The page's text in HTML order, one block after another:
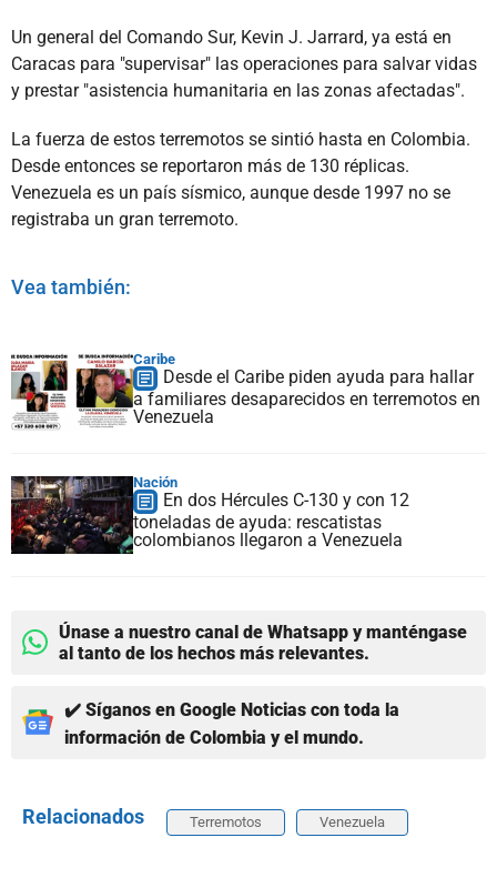
Un general del Comando Sur, Kevin J. Jarrard, ya está en
Caracas para "supervisar" las operaciones para salvar vidas
y prestar "asistencia humanitaria en las zonas afectadas".
La fuerza de estos terremotos se sintió hasta en Colombia.
Desde entonces se reportaron más de 130 réplicas.
Venezuela es un país sísmico, aunque desde 1997 no se
registraba un gran terremoto.
Vea también:
Caribe
Desde el Caribe piden ayuda para hallar
a familiares desaparecidos en terremotos en
Venezuela
Nación
En dos Hércules C-130 y con 12
toneladas de ayuda: rescatistas
colombianos llegaron a Venezuela
Únase a nuestro canal de Whatsapp y manténgase
al tanto de los hechos más relevantes.
✔️ Síganos en Google Noticias con toda la
información de Colombia y el mundo.
Relacionados Terremotos Venezuela